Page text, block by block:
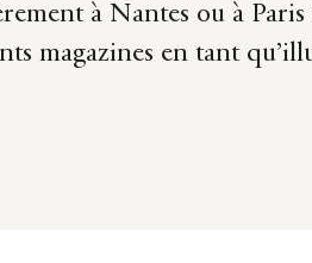
à Nantes ou à
magazines en tant